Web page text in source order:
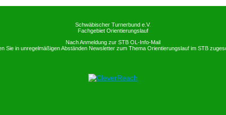
Schwäbischer Turnerbund e.V.
Fachgebiet Orientierungslauf
Nach Anmeldung zur STB OL-Info-Mail
Sie in unregelmäßigen Abständen Newsletter zum Thema Orientierungslauf im STB